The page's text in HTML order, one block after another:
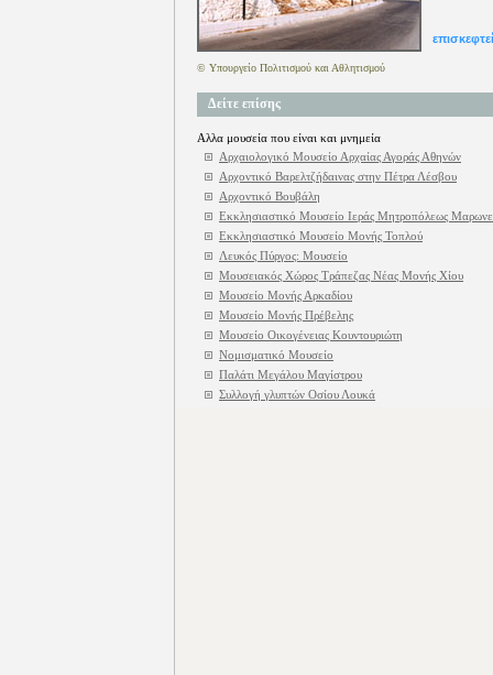
© Υπουργείο Πολιτισμού και Αθλητισμού
Δείτε επίσης
Αλλα μουσεία που είναι και μνημεία
Αρχαιολογικό Μουσείο Αρχαίας Αγοράς Αθηνών
Αρχοντικό Βαρελτζήδαινας στην Πέτρα Λέσβου
Αρχοντικό Βουβάλη
Εκκλησιαστικό Μουσείο Ιεράς Μητροπόλεως
Εκκλησιαστικό Μουσείο Μονής Τοπλού
Λευκός Πύργος: Μουσείο
Μουσειακός Χώρος Τράπεζας Νέας Μονής Χίου
Μουσείο Μονής Αρκαδίου
Μουσείο Μονής Πρέβελης
Μουσείο Οικογένειας Κουντουριώτη
Νομισματικό Μουσείο
Παλάτι Μεγάλου Μαγίστρου
Συλλογή γλυπτών Οσίου Λουκά